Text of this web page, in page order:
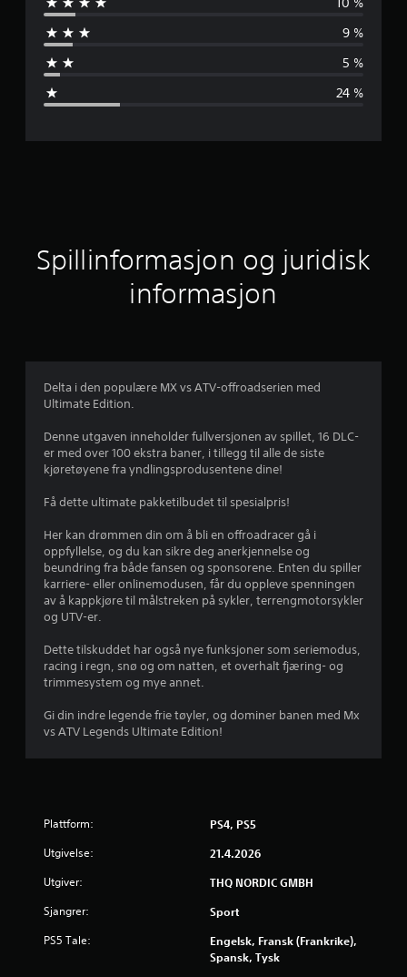
n
o
s
t
r
n
3
.
9 %
5 %
24 %
Spillinformasjon og juridisk
informasjon
Delta i den populære MX vs ATV-offroadserien med
Ultimate Edition.
Denne utgaven inneholder fullversjonen av spillet, 16 DLC-
er med over 100 ekstra baner, i tillegg til alle de siste
kjøretøyene fra yndlingsprodusentene dine!
Få dette ultimate pakketilbudet til spesialpris!
Her kan drømmen din om å bli en offroadracer gå i
oppfyllelse, og du kan sikre deg anerkjennelse og
beundring fra både fansen og sponsorene. Enten du spiller
karriere- eller onlinemodusen, får du oppleve spenningen
av å kappkjøre til målstreken på sykler, terrengmotorsykler
og UTV-er.
Dette tilskuddet har også nye funksjoner som seriemodus,
racing i regn, snø og om natten, et overhalt fjæring- og
trimmesystem og mye annet.
Gi din indre legende frie tøyler, og dominer banen med Mx
vs ATV Legends Ultimate Edition!
Plattform: PS4, PS5
Utgivelse: 21.4.2026
Utgiver: THQ NORDIC GMBH
Sjangrer: Sport
PS5 Tale:
Engelsk, Fransk (Frankrike),
Spansk, Tysk